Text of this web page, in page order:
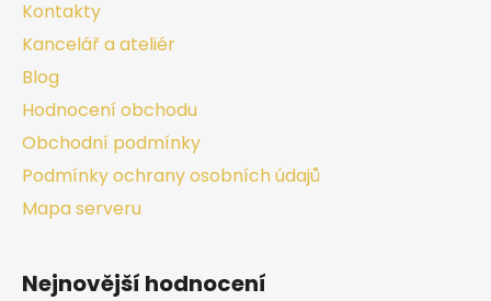
Kontakty
Kancelář a ateliér
Blog
Hodnocení obchodu
Obchodní podmínky
Podmínky ochrany osobních údajů
Mapa serveru
Nejnovější hodnocení